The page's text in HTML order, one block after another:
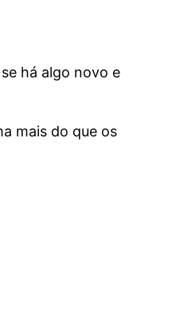
há algo novo e
mais do que os